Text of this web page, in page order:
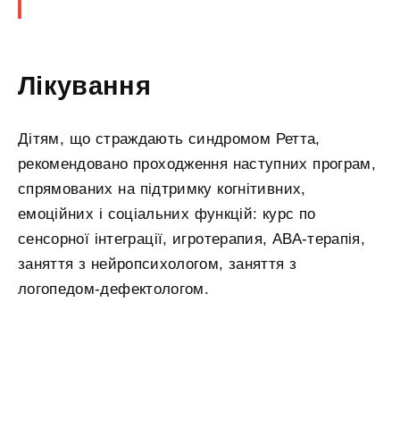
Лікування
Дітям, що страждають синдромом Ретта,
рекомендовано проходження наступних програм,
спрямованих на підтримку когнітивних,
емоційних і соціальних функцій: курс по
сенсорної інтеграції, игротерапия, АВА-терапія,
заняття з нейропсихологом, заняття з
логопедом-дефектологом.